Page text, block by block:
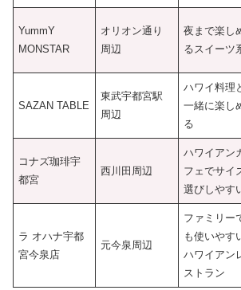
YummY
MONSTAR
オリオン通り
周辺
夜まで楽し
るスイーツ
SAZAN TABLE
東武宇都宮駅
周辺
ハワイ料理
一緒に楽し
る
コナズ珈琲宇
都宮
西川田周辺
ハワイアン
フェでサイ
選びしやす
ラ オハナ宇都
宮今泉店
元今泉周辺
ファミリー
も使いやす
ハワイアン
ストラン